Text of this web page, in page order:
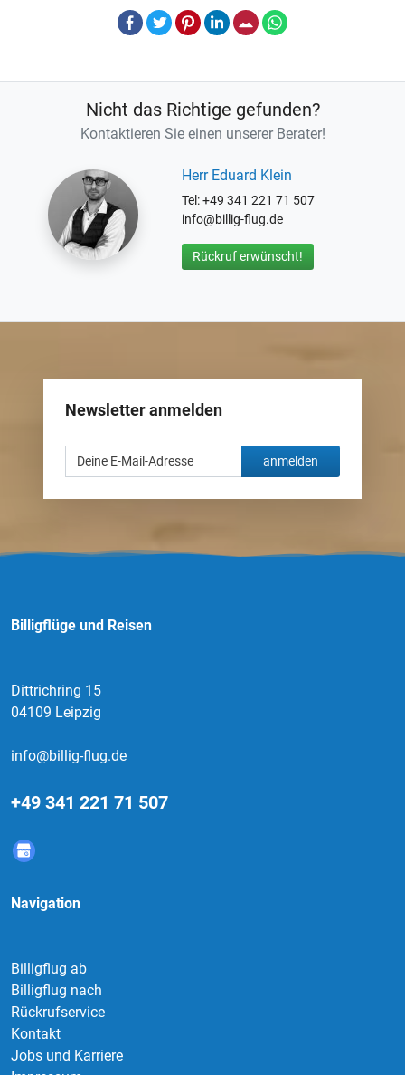
Facebook
TwitterPinterestLinkedInE-Mail
Nicht das Richtige gefunden?
Kontaktieren Sie einen unserer Berater!
Herr Eduard Klein
Tel: +49 341 221 71 507
info@billig-flug.de
Rückruf erwünscht!
Newsletter anmelden
anmelden
Billigflüge und Reisen
Dittrichring 15
04109 Leipzig
info@billig-flug.de
+49 341 221 71 507
Navigation
Billigflug ab
Billigflug nach
Rückrufservice
Kontakt
Jobs und Karriere